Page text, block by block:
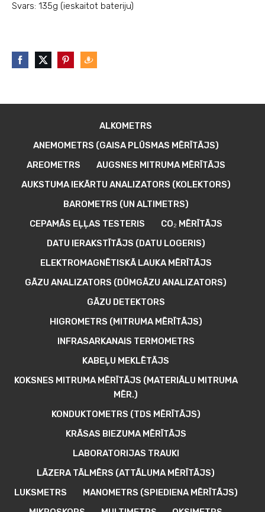
Svars: 135g (ieskaitot bateriju)
ALKOMETRS
ANEMOMETRS (GAISA PLŪSMAS MĒRĪTĀJS)
AREOMETRS
AUGSNES MITRUMA MĒRĪTĀJS
AUKSTUMA IEKĀRTU ANALIZATORS (KOLEKTORS)
BAROMETRS (UN ALTIMETRS)
CEPAMĀS EĻĻAS TESTERIS
CO₂ MĒRĪTĀJS
DATU IERAKSTĪTĀJS (DATU LOGERIS)
ELEKTROMAGNĒTISKĀ LAUKA MĒRĪTĀJS
GĀZU ANALIZATORS (DŪMGĀZU ANALIZATORS)
GĀZU DETEKTORS
HIGROMETRS (MITRUMA MĒRĪTĀJS)
INFRASARKANAIS TERMOMETRS
KABEĻU MEKLĒTĀJS
KOKSNES MITRUMA MĒRĪTĀJS (MATERIĀLU MITRUMA
MĒR.)
KONDUKTOMETRS (TDS MĒRĪTĀJS)
KRĀSAS BIEZUMA MĒRĪTĀJS
LABORATORIJAS TRAUKI
LĀZERA TĀLMĒRS (ATTĀLUMA MĒRĪTĀJS)
LUKSMETRS
MANOMETRS (SPIEDIENA MĒRĪTĀJS)